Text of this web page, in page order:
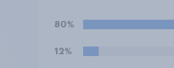
Deutschland ist die
Vermittlung und
medizinische
80%
12%